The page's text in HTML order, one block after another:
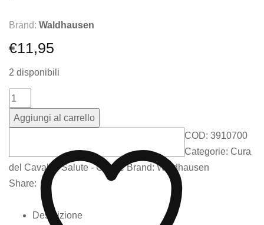
Brand: Waldhausen
€11,95
2 disponibili
Aggiungi al carrello
COD: 3910700
Categorie: Cura
del Cavallo
,Salute - Creme Brand:Waldhausen
Share:
Descrizione